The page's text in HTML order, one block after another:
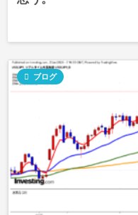
 ブログ